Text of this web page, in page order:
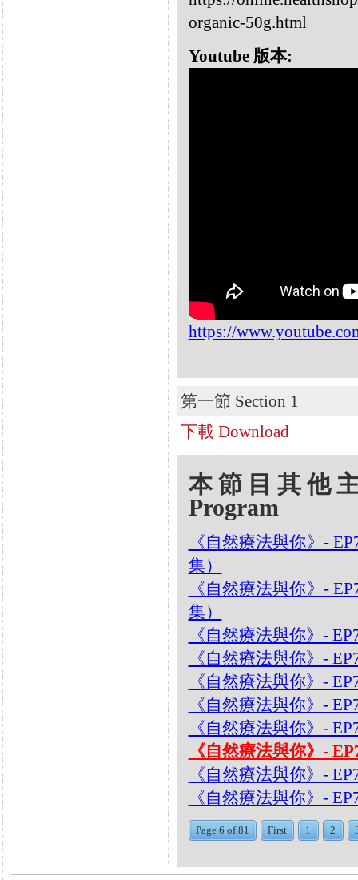
organic-50g.html
Youtube 版本:
https://
第一節 Section 1
下載 Download
本節目其他
Program
《自然療法與你》-
集）
《自然療法與你》-
集）
《自然療法與你》-
《自然療法與你》-
《自然療法與你》-
《自然療法與你》-
《自然療法與你》-
《自然療法與你》-
《自然療法與你》-
《自然療法與你》-
Page 6 of 81 First 1 2